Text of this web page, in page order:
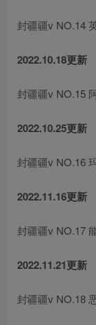
封疆疆v NO.14
2022.10.18更新
封疆疆v NO.15
2022.10.25更新
封疆疆v NO.16
2022.11.16更新
封疆疆v NO.17
2022.11.21更新
封疆疆v NO.18